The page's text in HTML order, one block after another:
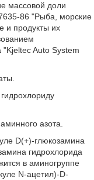
массовой доли
86 "Рыба, морские
и продукты их
"Kjeltec Auto System
азота.
D(+)-глюкозамина
гидрохлорида
в аминогруппе
N-ацетил)-D-